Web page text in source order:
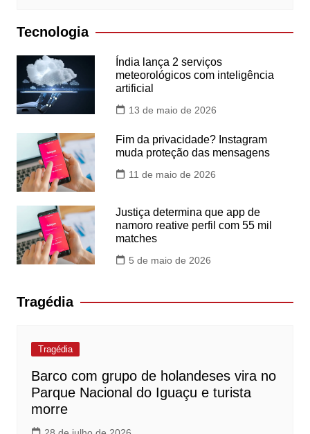
Tecnologia
Índia lança 2 serviços
meteorológicos com inteligência
artificial
13 de maio de 2026
Fim da privacidade? Instagram
muda proteção das mensagens
11 de maio de 2026
Justiça determina que app de
namoro reative perfil com 55 mil
matches
5 de maio de 2026
Tragédia
Tragédia
Barco com grupo de holandeses vira no
Parque Nacional do Iguaçu e turista
morre